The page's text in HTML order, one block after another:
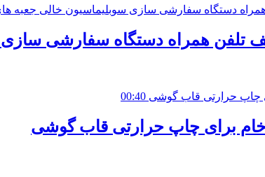
00:40
برای چاپ حرارتی قاب گوشی